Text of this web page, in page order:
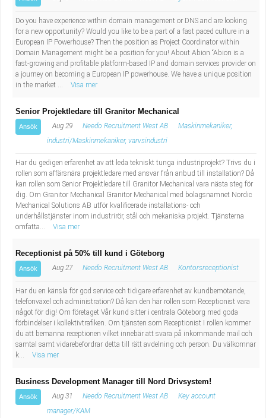
Do you have experience within domain management or DNS and are looking
for a new opportunity? Would you like to be a part of a fast paced culture in a
European IP Powerhouse? Then the position as Project Coordinator within
Domain Management might be a position for you! About Abion “Abion is a
fast-growing and profitable platform-based IP and domain services provider on
a journey on becoming a European IP powerhouse. We have a unique position
in the market ...
Visa mer
Senior Projektledare till Granitor Mechanical
Ansök Aug 29 Needo Recruitment West AB
Maskinmekaniker,
industri/Maskinmekaniker, varvsindustri
Har du gedigen erfarenhet av att leda tekniskt tunga industriprojekt? Trivs du i
rollen som affärsnära projektledare med ansvar från anbud till installation? Då
kan rollen som Senior Projektledare till Granitor Mechanical vara nästa steg för
dig. Om Granitor Mechanical Granitor Mechanical med bolagsnamnet Nordic
Mechanical Solutions AB utför kvalificerade installations- och
underhållstjänster inom industrirör, stål och mekaniska projekt. Tjänsterna
omfatta...
Visa mer
Receptionist på 50% till kund i Göteborg
Ansök Aug 27 Needo Recruitment West AB Kontorsreceptionist
Har du en känsla för god service och tidigare erfarenhet av kundbemötande,
telefonväxel och administration? Då kan den här rollen som Receptionist vara
något för dig! Om företaget Vår kund sitter i centrala Göteborg med goda
förbindelser i kollektivtrafiken. Om tjänsten som Receptionist I rollen kommer
du att bemanna receptionen vilket innebär att svara på inkommande mail och
samtal samt vidarebefordrar detta till rätt avdelning och person. Du välkomnar
k...
Visa mer
Business Development Manager till Nord Drivsystem!
Ansök Aug 31 Needo Recruitment West AB
Key account
manager/KAM